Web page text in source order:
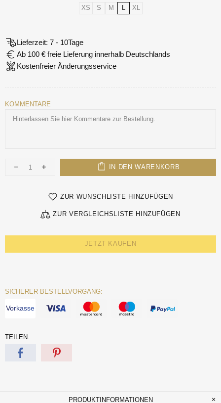
XS S M L XL
Lieferzeit: 7 - 10Tage
Ab 100 € freie Lieferung innerhalb Deutschlands
Kostenfreier Änderungsservice
KOMMENTARE
IN DEN WARENKORB
ZUR WUNSCHLISTE HINZUFÜGEN
ZUR VERGLEICHSLISTE HINZUFÜGEN
JETZT KAUFEN
SICHERER BESTELLVORGANG:
Vorkasse
TEILEN:
PRODUKTINFORMATIONEN